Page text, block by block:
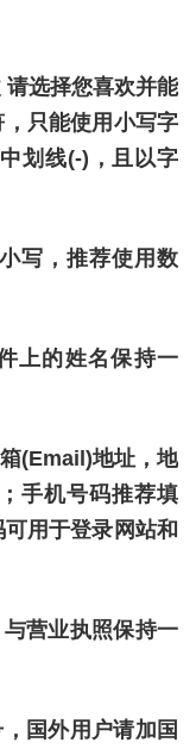
选择您喜欢并能
只能使用小写字
划线(-)，且以字
写，推荐使用数
上的姓名保持一
(Email)地址，地
手机号码推荐填
用于登录网站和
营业执照保持一
国外用户请加国